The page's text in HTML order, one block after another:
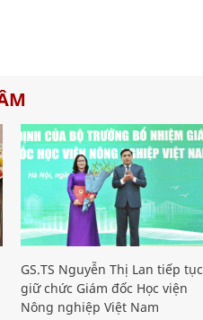
GS.TS Nguyễn Thị Lan tiếp tục
giữ chức Giám đốc Học viện
Nông nghiệp Việt Nam